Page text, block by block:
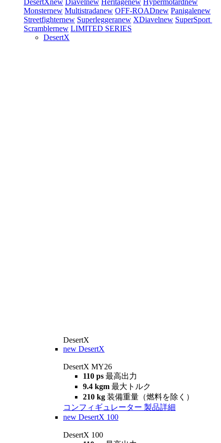
DesertXnew Diavelnew Heritagenew Hypermotardnew
Monsternew Multistradanew OFF-ROADnew Panigalenew
Streetfighternew Superleggeranew XDiavelnew SuperSport
Scramblernew LIMITED SERIES
DesertX
DesertX
new DesertX
DesertX MY26
110 ps 最高出力
9.4 kgm 最大トルク
210 kg 装備重量（燃料を除く）
コンフィギュレーター 製品詳細
new DesertX 100
DesertX 100